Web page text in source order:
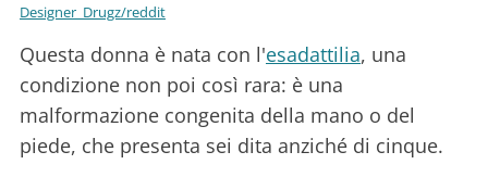
Designer_Drugz/reddit
Questa donna è nata con l'esadattilia, una
condizione non poi così rara: è una
malformazione congenita della mano o del
piede, che presenta sei dita anziché di cinque.